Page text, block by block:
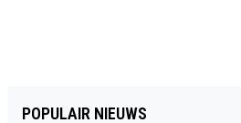
POPULAIR NIEUWS